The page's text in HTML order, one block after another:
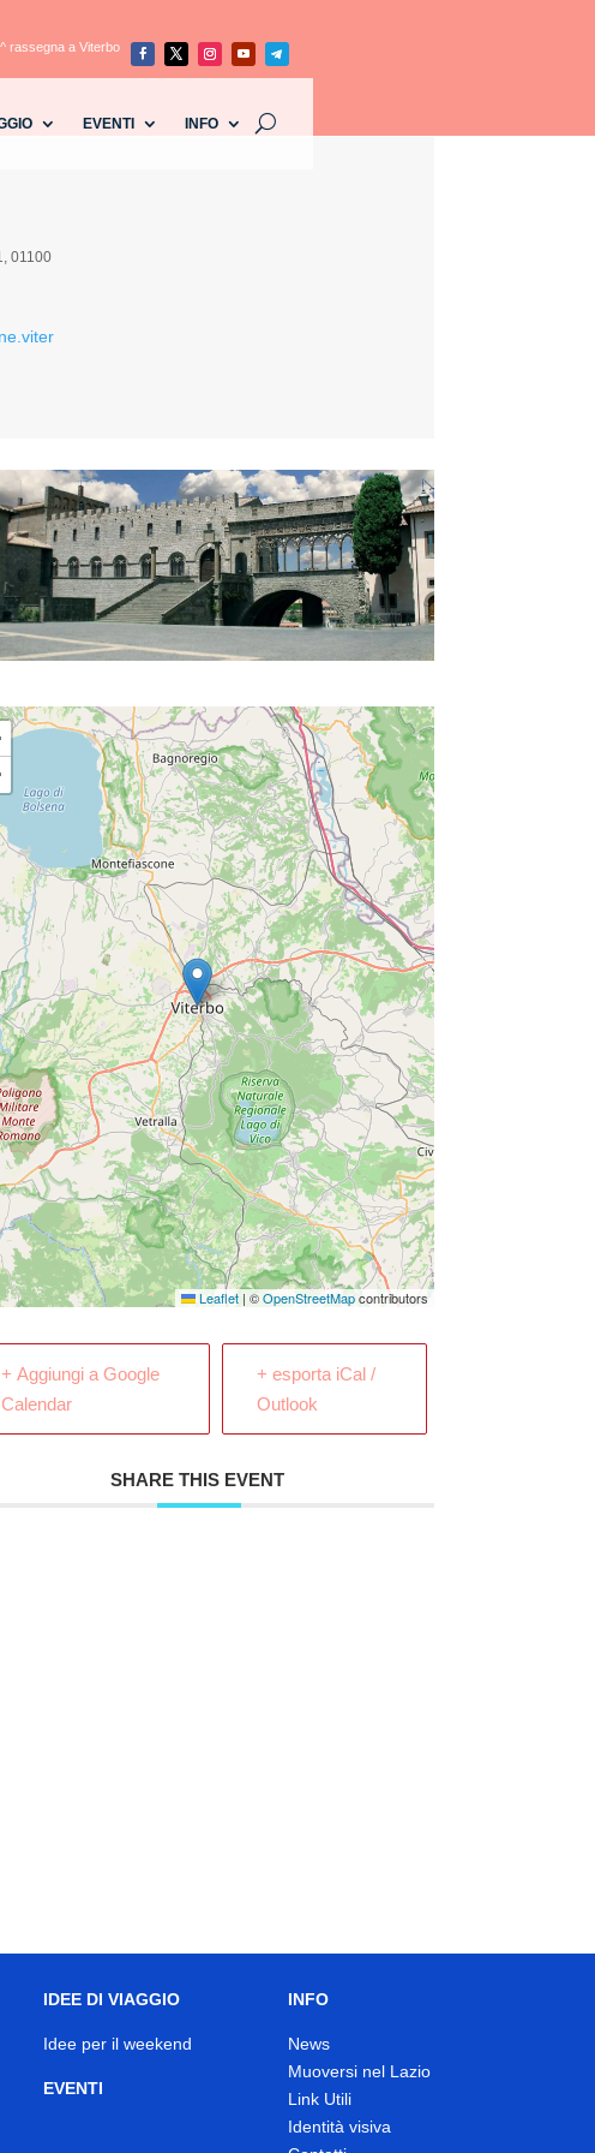
EVENTI INFO
rassegna a Viterbo
01100
Leaflet | ©OpenStreetMapcontributors
+ Aggiungi a Google
Calendar
+ esporta iCal /
Outlook
SHARE THIS EVENT
IDEE DI VIAGGIO
Idee per il weekend
EVENTI
INFO
News
Muoversi nel Lazio
Link Utili
Identità visiva